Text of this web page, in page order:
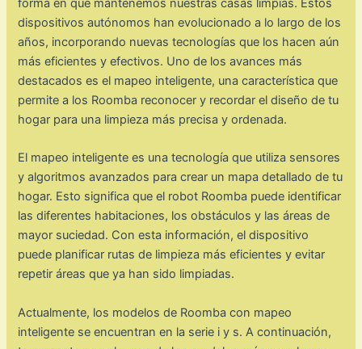
forma en que mantenemos nuestras casas limpias. Estos
dispositivos autónomos han evolucionado a lo largo de los
años, incorporando nuevas tecnologías que los hacen aún
más eficientes y efectivos. Uno de los avances más
destacados es el mapeo inteligente, una característica que
permite a los Roomba reconocer y recordar el diseño de tu
hogar para una limpieza más precisa y ordenada.
El mapeo inteligente es una tecnología que utiliza sensores
y algoritmos avanzados para crear un mapa detallado de tu
hogar. Esto significa que el robot Roomba puede identificar
las diferentes habitaciones, los obstáculos y las áreas de
mayor suciedad. Con esta información, el dispositivo
puede planificar rutas de limpieza más eficientes y evitar
repetir áreas que ya han sido limpiadas.
Actualmente, los modelos de Roomba con mapeo
inteligente se encuentran en la serie i y s. A continuación,